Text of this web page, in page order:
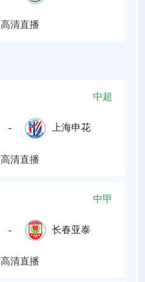
高清直播
中超
- 上海申花
高清直播
中甲
- 长春亚泰
高清直播